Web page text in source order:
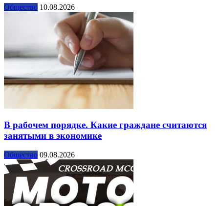
Общество 10.08.2026
В рабочем порядке. Какие граждане считаются
занятыми в экономике
Общество 09.08.2026